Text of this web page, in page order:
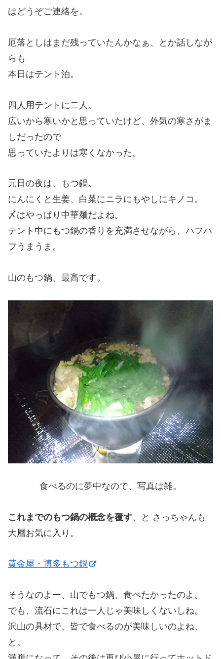
はどうぞご連絡を。
厄落としはまだ残っていたんかなぁ、とか話しなが
らも
本日はテント泊。
四人用テントに二人。
広いから寒いかと思っていたけど、外気の寒さがま
しだったので
思っていたよりは寒くなかった。
元日の夜は、もつ鍋。
にんにくと生姜、白菜にニラにもやしにキノコ。
〆はやっぱり中華麺だよね。
テント中にもつ鍋の香りを充満させながら、ハフハ
フうまうま。
山のもつ鍋、最高です。
食べるのに夢中なので、写真は雑。
これまでのもつ鍋の概念を覆す、と さっちゃんも
大層お気に入り。
黄金屋・博多もつ鍋
そうなのよー、山でもつ鍋、食べたかったのよ。
でも、流石にこれは一人じゃ美味しくないしね。
沢山の具材で、皆で食べるのが美味しいのよね、
と。